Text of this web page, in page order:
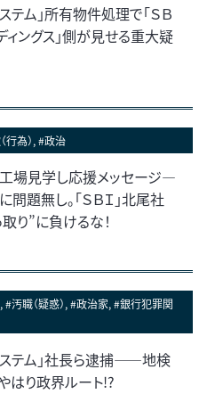
テム」所有物件処理で「ＳＢ
ィングス」側が見せる重大疑
為）, #政治
場見学し応援メッセージ―
題無し。「ＳＢＩ」北尾社
り”に負けるな！
職（疑惑）, #政治家, #銀行犯罪関
ステム」社長ら逮捕――地検
はり政界ルート!?